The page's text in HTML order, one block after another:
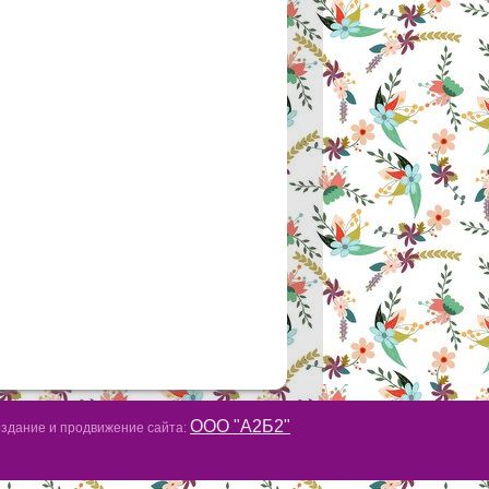
и продвижение сайта: ООО "А2Б2"